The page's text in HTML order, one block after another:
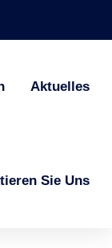
Aktuelles
Sie Uns